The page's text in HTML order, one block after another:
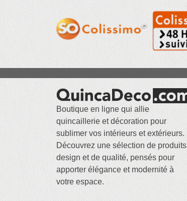
Boutique en ligne qui allie
quincaillerie et décoration pour
sublimer vos intérieurs et extérieurs.
Découvrez une sélection de produits
design et de qualité, pensés pour
apporter élégance et modernité à
votre espace.